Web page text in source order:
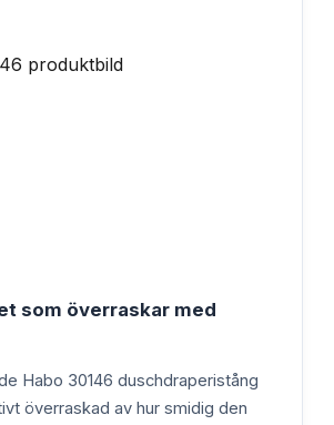
som överraskar med
Habo 30146 duschdraperistång
överraskad av hur smidig den